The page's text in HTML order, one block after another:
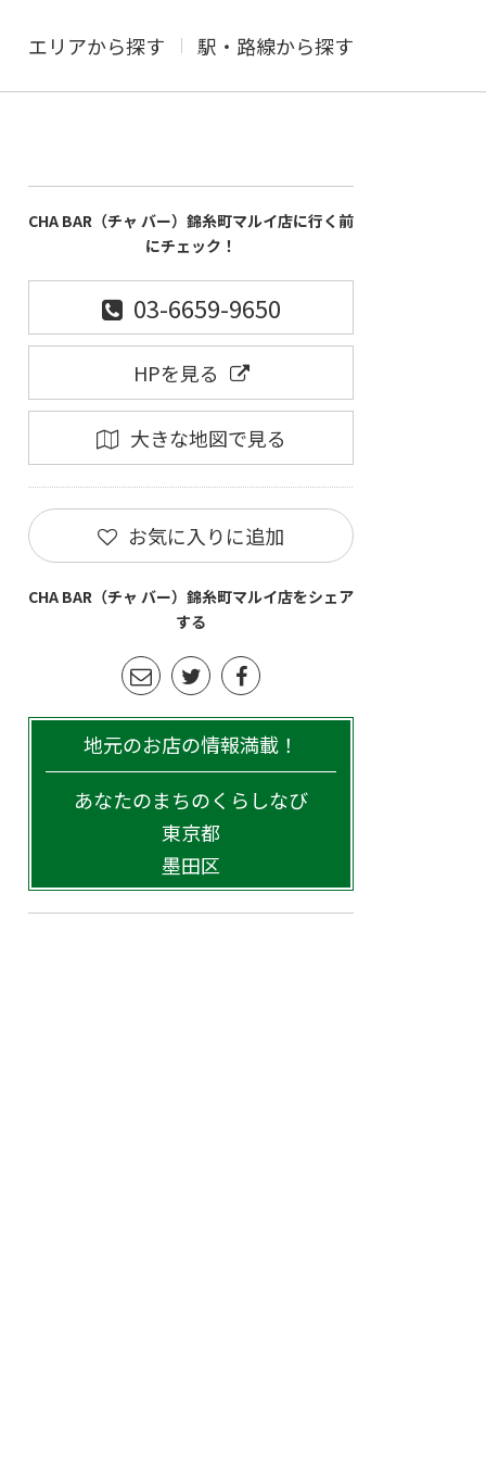
エリアから探す 駅・路線から探す
CHA BAR（チャ バー）錦糸町マルイ店に行く前
にチェック！
03-6659-9650
HPを見る
大きな地図で見る
お気に入りに追加
CHA BAR（チャ バー）錦糸町マルイ店をシェア
する
地元のお店の情報満載！
あなたのまちのくらしなび
東京都
墨田区